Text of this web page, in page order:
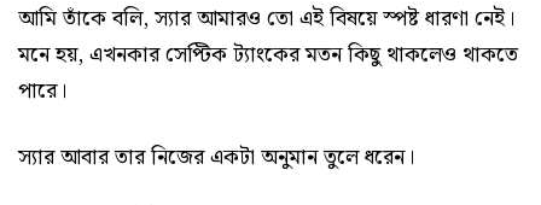
আমি তাঁকে বলি, স্যার আমারও তো এই বিষয়ে স্পষ্ট ধারণা নেই।
মনে হয়, এখনকার সেপ্টিক ট্যাংকের মতন কিছু থাকলেও থাকতে
পারে।
স্যার আবার তার নিজের একটা অনুমান তুলে ধরেন।